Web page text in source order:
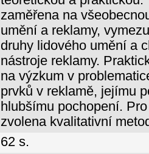
zaměřena na
umění a reklamy,
druhy lidového umění a
nástroje reklamy.
na výzkum v
prvků v reklamě, jejímu
hlubšímu pochopení.
zvolena kvalitativní
62 s.